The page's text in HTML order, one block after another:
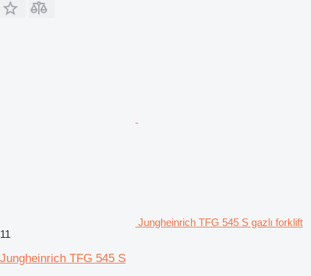
Jungheinrich TFG 545 S gazlı forklift
11
Jungheinrich TFG 545 S